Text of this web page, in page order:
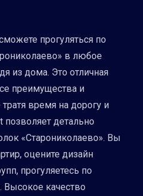
прогуляться по
в любое
из дома. Это отличная
преимущества и
время на дорогу и
позволяет детально
«Старониколаево». Вы
оцените дизайн
прогуляетесь по
Высокое качество